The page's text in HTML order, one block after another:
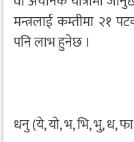
मन्त्रलाई कम्तीमा २१
पनि लाभ हुनेछ ।
धनु (ये, यो, भ, भि, भु, ध,